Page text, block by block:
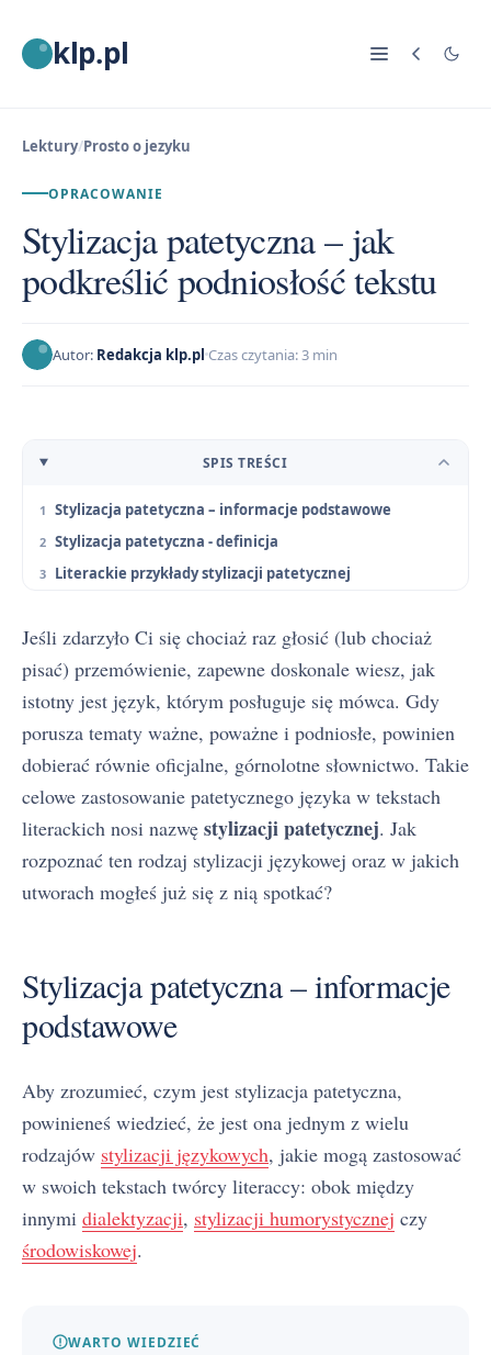
klp.pl
Lektury/Prosto o jezyku
OPRACOWANIE
Stylizacja patetyczna – jak
podkreślić podniosłość tekstu
Autor: Redakcja klp.pl Czas czytania: 3 min
SPIS TREŚCI
Stylizacja patetyczna – informacje podstawowe
Stylizacja patetyczna - definicja
Literackie przykłady stylizacji patetycznej
Jeśli zdarzyło Ci się chociaż raz głosić (lub chociaż
pisać) przemówienie, zapewne doskonale wiesz, jak
istotny jest język, którym posługuje się mówca. Gdy
porusza tematy ważne, poważne i podniosłe, powinien
dobierać równie oficjalne, górnolotne słownictwo. Takie
celowe zastosowanie patetycznego języka w tekstach
literackich nosi nazwę stylizacji patetycznej. Jak
rozpoznać ten rodzaj stylizacji językowej oraz w jakich
utworach mogłeś już się z nią spotkać?
Stylizacja patetyczna – informacje
podstawowe
Aby zrozumieć, czym jest stylizacja patetyczna,
powinieneś wiedzieć, że jest ona jednym z wielu
rodzajów stylizacji językowych, jakie mogą zastosować
w swoich tekstach twórcy literaccy: obok między
innymi dialektyzacji, stylizacji humorystycznej czy
środowiskowej.
WARTO WIEDZIEĆ